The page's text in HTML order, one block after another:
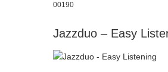
00190
Jazzduo – Easy